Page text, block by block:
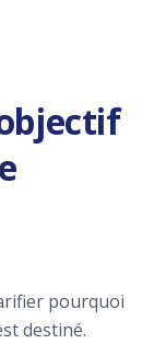
pourquoi
destiné.